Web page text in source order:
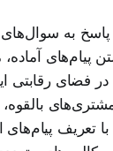
پاسخ به سوال‌های
در فضای رقابتی
با تعریف